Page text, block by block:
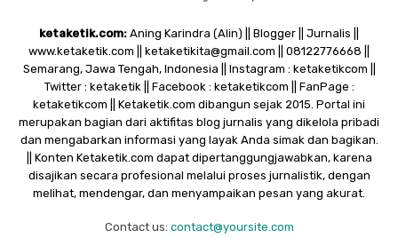
ketaketik.com: Aning Karindra (Alin) || Blogger || Jurnalis ||
www.ketaketik.com || ketaketikita@gmail.com || 08122776668 ||
Semarang, Jawa Tengah, Indonesia || Instagram : ketaketikcom ||
Twitter : ketaketik || Facebook : ketaketikcom || FanPage :
ketaketikcom || Ketaketik.com dibangun sejak 2015. Portal ini
merupakan bagian dari aktifitas blog jurnalis yang dikelola pribadi
dan mengabarkan informasi yang layak Anda simak dan bagikan.
|| Konten Ketaketik.com dapat dipertanggungjawabkan, karena
disajikan secara profesional melalui proses jurnalistik, dengan
melihat, mendengar, dan menyampaikan pesan yang akurat.
Contact us: contact@yoursite.com